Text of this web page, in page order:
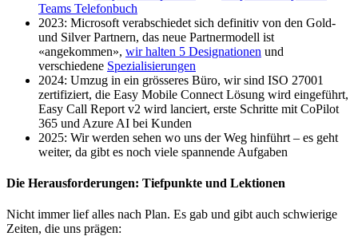
Teams Telefonbuch
2023: Microsoft verabschiedet sich definitiv von den Gold-
und Silver Partnern, das neue Partnermodell ist
«angekommen», wir halten 5 Designationen und
verschiedene Spezialisierungen
2024: Umzug in ein grösseres Büro, wir sind ISO 27001
zertifiziert, die Easy Mobile Connect Lösung wird eingeführt,
Easy Call Report v2 wird lanciert, erste Schritte mit CoPilot
365 und Azure AI bei Kunden
2025: Wir werden sehen wo uns der Weg hinführt – es geht
weiter, da gibt es noch viele spannende Aufgaben
Die Herausforderungen: Tiefpunkte und Lektionen
Nicht immer lief alles nach Plan. Es gab und gibt auch schwierige
Zeiten, die uns prägen: